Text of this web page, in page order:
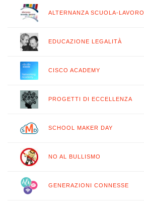
ALTERNANZA SCUOLA-LAVORO
EDUCAZIONE LEGALITÀ
CISCO ACADEMY
PROGETTI DI ECCELLENZA
SCHOOL MAKER DAY
NO AL BULLISMO
GENERAZIONI CONNESSE